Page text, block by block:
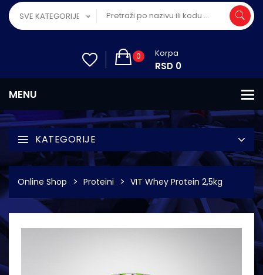
SVE KATEGORIJE
0 Korpa
RSD 0
KATEGORIJE
Online Shop Proteini VIT Whey Protein 2,5kg